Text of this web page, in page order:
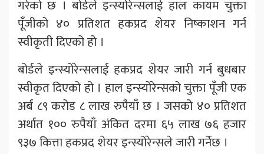
गरेको छ । बोर्डले इन्स्योरेन्सलाई हाल कायम चुक्ता
पूँजीको ४० प्रतिशत हकप्रद शेयर निष्काशन गर्न
स्वीकृती दिएको हो ।
बोर्डले इन्स्योरेन्सलाई हकप्रद शेयर जारी गर्न बुधबार
स्वीकृत दिएको हो । हाल इन्स्योरेन्सको चुक्ता पूँजी एक
अर्ब ८९ करोड ८ लाख रुपैयाँ छ । जसको ४० प्रतिशत
अर्थात १०० रुपैयाँ अंकित दरमा ६५ लाख ७६ हजार
९३७ कित्ता हकप्रद शेयर इन्स्योरेन्सले जारी गर्नेछ ।